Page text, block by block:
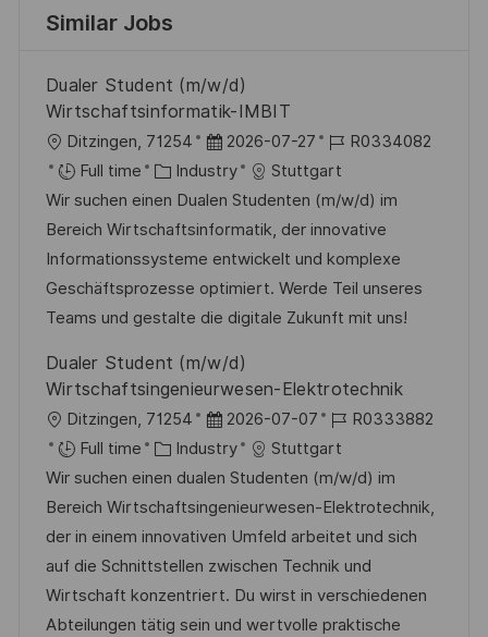
Similar Jobs
Dualer Student (m/w/d)
Wirtschaftsinformatik-IMBIT
L
o
c
a
t
i
o
Ditzingen, 71254
P
o
s
t
e
d
D
t
2026-07-27
J
o
b
I
d
R0334082
Full time
C
a
t
e
g
o
y
Industry
Stuttgart
Wir suchen einen Dualen Studenten (m/w/d) im
Bereich Wirtschaftsinformatik, der innovative
Informationssysteme entwickelt und komplexe
Geschäftsprozesse optimiert. Werde Teil unseres
Teams und gestalte die digitale Zukunft mit uns!
Dualer Student (m/w/d)
Wirtschaftsingenieurwesen-Elektrotechnik
L
o
c
a
t
i
o
n
Ditzingen, 71254
P
o
s
t
e
d
D
a
2026-07-07
J
o
b
I
d
R0333882
Full time
C
a
t
e
g
o
r
Industry
Stuttgart
Wir suchen einen dualen Studenten (m/w/d) im
Bereich Wirtschaftsingenieurwesen-Elektrotechnik,
der in einem innovativen Umfeld arbeitet und sich
auf die Schnittstellen zwischen Technik und
Wirtschaft konzentriert. Du wirst in verschiedenen
Abteilungen tätig sein und wertvolle praktische